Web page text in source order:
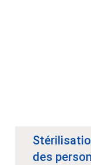
des